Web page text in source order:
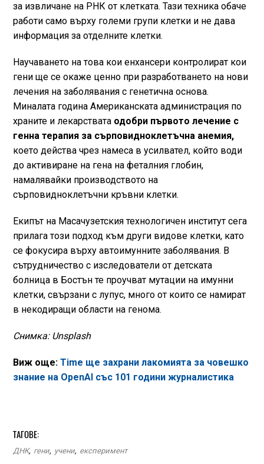
за извличане на РНК от клетката. Тази техника обаче
работи само върху големи групи клетки и не дава
информация за отделните клетки.
Научаването на това кои енхансери контролират кои
гени ще се окаже ценно при разработването на нови
лечения на заболявания с генетична основа.
Миналата година Американската администрация по
храните и лекарствата одобри първото лечение с
генна терапия за сърповидноклетъчна анемия,
което действа чрез намеса в усилвател, който води
до активиране на гена на феталния глобин,
намалявайки производството на
сърповидноклетъчни кръвни клетки.
Екипът на Масачузетския технологичен институт сега
прилага този подход към други видове клетки, като
се фокусира върху автоимунните заболявания. В
сътрудничество с изследователи от детската
болница в Бостън те проучват мутации на имунни
клетки, свързани с лупус, много от които се намират
в некодиращи области на генома.
Снимка: Unsplash
Виж още: Time ще захрани лакомията за човешко
знание на OpenAI със 101 години журналистика
ТАГОВЕ:
ДНК, гени, учени, експеримент